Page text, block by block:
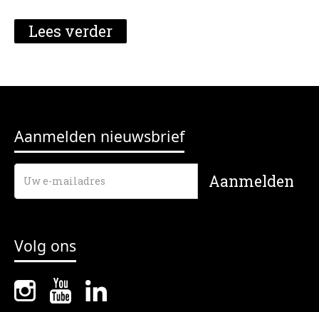
Lees verder
Aanmelden nieuwsbrief
Volg ons